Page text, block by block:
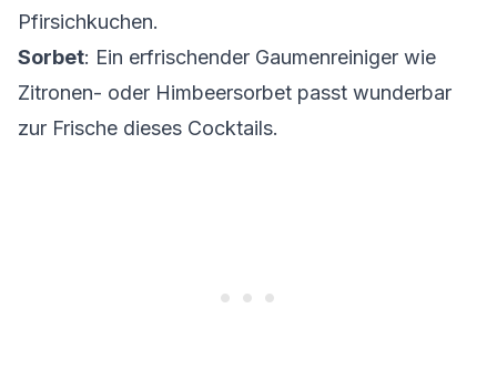
Pfirsichkuchen.
Sorbet: Ein erfrischender Gaumenreiniger wie
Zitronen- oder Himbeersorbet passt wunderbar
zur Frische dieses Cocktails.